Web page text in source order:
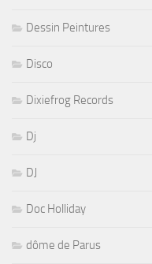
Dessin Peintures
Disco
Dixiefrog Records
Dj
DJ
Doc Holliday
dôme de Parus